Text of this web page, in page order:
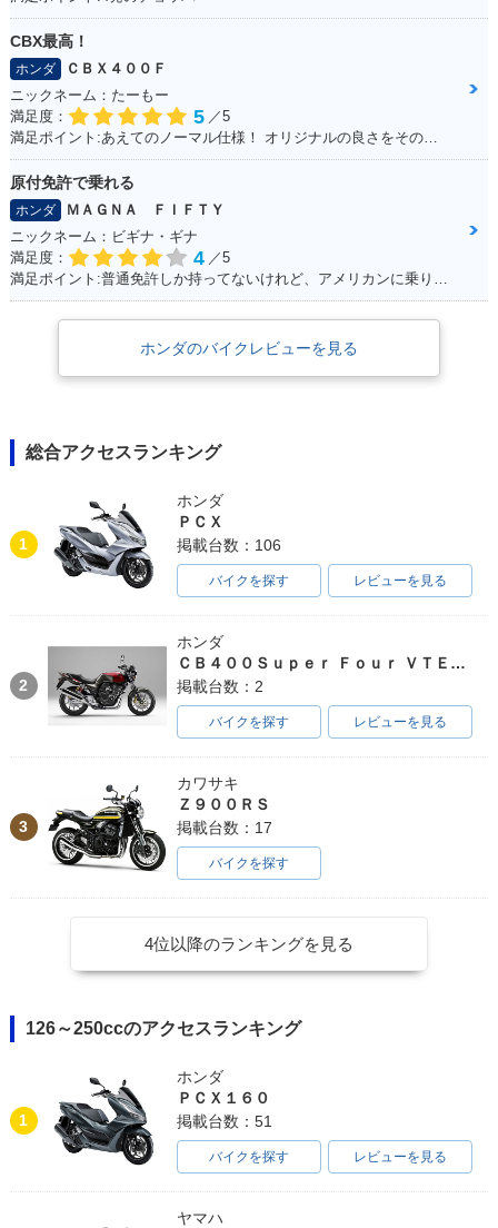
CBX最高！
ホンダ
ＣＢＸ４００Ｆ
ニックネーム：たーもー
満足度：
5 ／5
満足ポイント:あえてのノーマル仕様！ オリジナルの良さをそのまま残して大事に乗って生きたい！！
原付免許で乗れる
ホンダ
ＭＡＧＮＡ ＦＩＦＴＹ
ニックネーム：ビギナ・ギナ
満足度：
4 ／5
ホンダのバイクレビューを見る
総合アクセスランキング
1
ホンダ
ＰＣＸ
掲載台数：106
バイクを探す レビューを見る
2
ホンダ
ＣＢ４００Ｓｕｐｅｒ Ｆｏｕｒ ＶＴＥＣ ＳＰＥＣ３
掲載台数：2
バイクを探す レビューを見る
3
カワサキ
Ｚ９００ＲＳ
掲載台数：17
バイクを探す
4位以降のランキングを見る
126～250ccのアクセスランキング
1
ホンダ
ＰＣＸ１６０
掲載台数：51
バイクを探す レビューを見る
ヤマハ